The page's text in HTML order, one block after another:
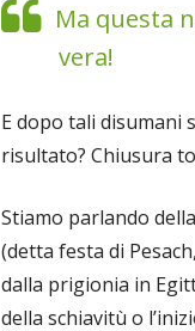
Ma questa
vera!
E dopo tali disumani
risultato? Chiusura
Stiamo parlando
(detta festa di
dalla prigionia in
della schiavitù o